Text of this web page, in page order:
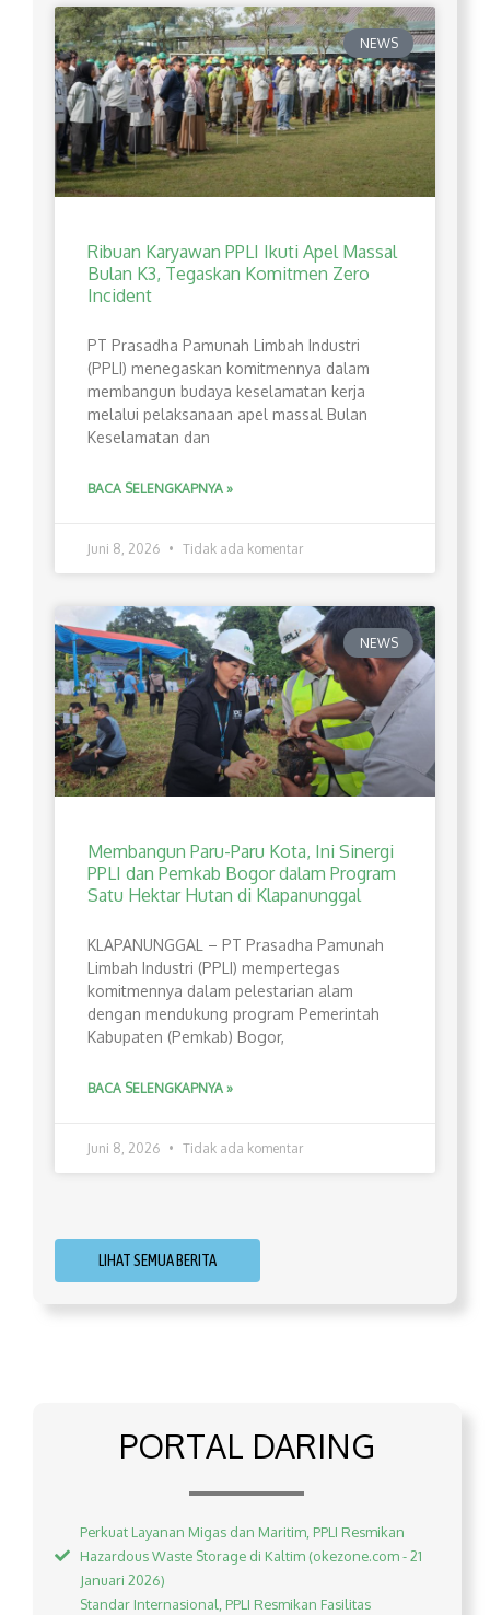
NEWS
Ribuan Karyawan PPLI Ikuti Apel Massal
Bulan K3, Tegaskan Komitmen Zero
Incident
PT Prasadha Pamunah Limbah Industri
(PPLI) menegaskan komitmennya dalam
membangun budaya keselamatan kerja
melalui pelaksanaan apel massal Bulan
Keselamatan dan
BACA SELENGKAPNYA »
Juni 8, 2026 Tidak ada komentar
NEWS
Membangun Paru-Paru Kota, Ini Sinergi
PPLI dan Pemkab Bogor dalam Program
Satu Hektar Hutan di Klapanunggal
​KLAPANUNGGAL – PT Prasadha Pamunah
Limbah Industri (PPLI) mempertegas
komitmennya dalam pelestarian alam
dengan mendukung program Pemerintah
Kabupaten (Pemkab) Bogor,
BACA SELENGKAPNYA »
Juni 8, 2026 Tidak ada komentar
LIHAT SEMUA BERITA
PORTAL DARING
Perkuat Layanan Migas dan Maritim, PPLI Resmikan
Hazardous Waste Storage di Kaltim (okezone.com - 21
Januari 2026)
Standar Internasional, PPLI Resmikan Fasilitas